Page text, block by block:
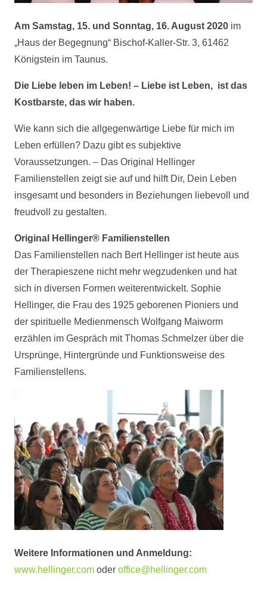
Am Samstag, 15. und Sonntag, 16. August 2020 im
„Haus der Begegnung“ Bischof-Kaller-Str. 3, 61462
Königstein im Taunus.
Die Liebe leben im Leben! – Liebe ist Leben, ist das
Kostbarste, das wir haben.
Wie kann sich die allgegenwärtige Liebe für mich im
Leben erfüllen? Dazu gibt es subjektive
Voraussetzungen. – Das Original Hellinger
Familienstellen zeigt sie auf und hilft Dir, Dein Leben
insgesamt und besonders in Beziehungen liebevoll und
freudvoll zu gestalten.
Original Hellinger® Familienstellen
Das Familienstellen nach Bert Hellinger ist heute aus
der Therapieszene nicht mehr wegzudenken und hat
sich in diversen Formen weiterentwickelt. Sophie
Hellinger, die Frau des 1925 geborenen Pioniers und
der spirituelle Medienmensch Wolfgang Maiworm
erzählen im Gespräch mit Thomas Schmelzer über die
Ursprünge, Hintergründe und Funktionsweise des
Familienstellens.
Weitere Informationen und Anmeldung:
www.hellinger.com oder office@hellinger.com